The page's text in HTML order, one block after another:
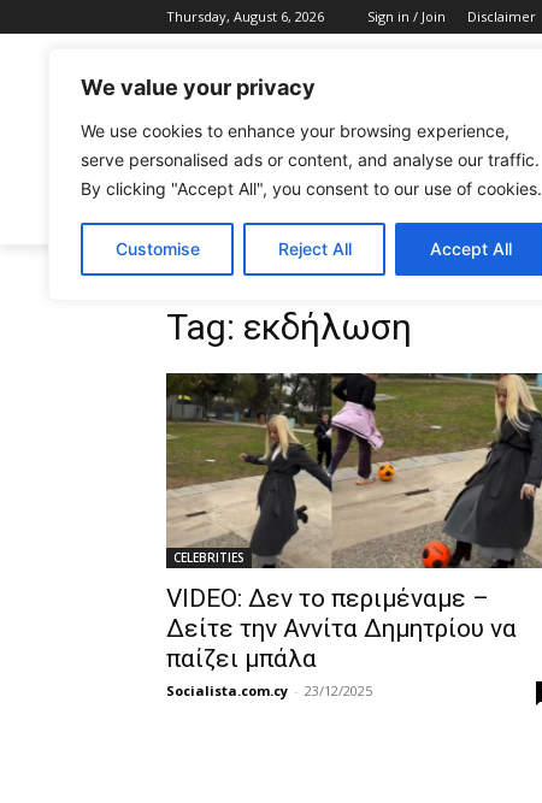
We value your privacy
We use cookies to enhance your browsing experience,
serve personalised ads or content, and analyse our traffic.
By clicking "Accept All", you consent to our use of cookies.
Customise Reject All Accept All
Thursday, August 6, 2026 Sign in / Join Disclaimer
Tags εκδήλωση
Tag: εκδήλωση
CELEBRITIES
VIDEO: Δεν το περιμέναμε –
Δείτε την Αννίτα Δημητρίου να
παίζει μπάλα
Socialista.com.cy - 23/12/2025